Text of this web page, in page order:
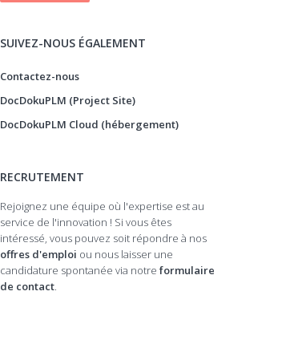
SUIVEZ-NOUS ÉGALEMENT
Contactez-nous
DocDokuPLM (Project Site)
DocDokuPLM Cloud (hébergement)
RECRUTEMENT
Rejoignez une équipe où l'expertise est au
service de l'innovation ! Si vous êtes
intéressé, vous pouvez soit répondre à nos
offres d'emploi ou nous laisser une
candidature spontanée via notre formulaire
de contact.